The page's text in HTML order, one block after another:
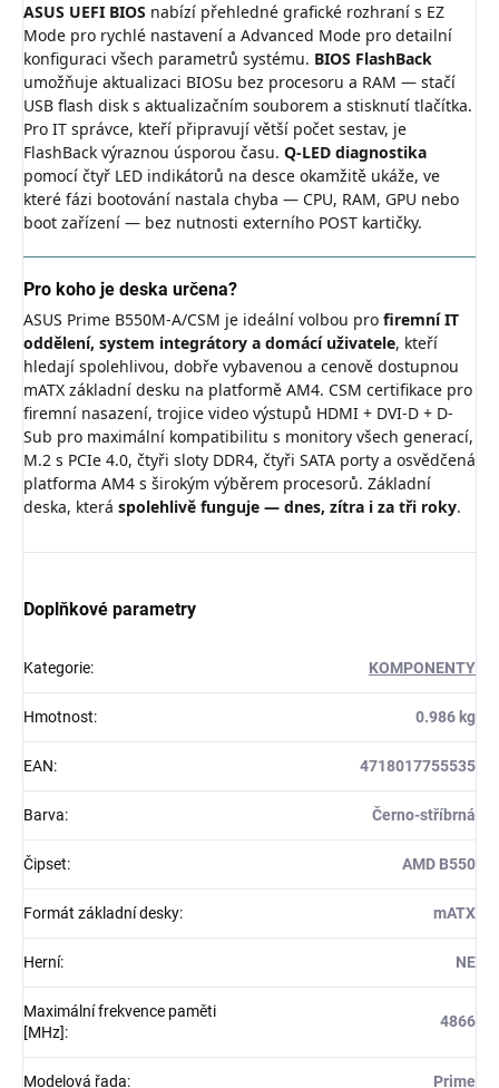
ASUS UEFI BIOS nabízí přehledné grafické rozhraní s EZ
Mode pro rychlé nastavení a Advanced Mode pro detailní
konfiguraci všech parametrů systému. BIOS FlashBack
umožňuje aktualizaci BIOSu bez procesoru a RAM — stačí
USB flash disk s aktualizačním souborem a stisknutí tlačítka.
Pro IT správce, kteří připravují větší počet sestav, je
FlashBack výraznou úsporou času. Q-LED diagnostika
pomocí čtyř LED indikátorů na desce okamžitě ukáže, ve
které fázi bootování nastala chyba — CPU, RAM, GPU nebo
boot zařízení — bez nutnosti externího POST kartičky.
Pro koho je deska určena?
ASUS Prime B550M-A/CSM je ideální volbou pro firemní IT
oddělení, system integrátory a domácí uživatele, kteří
hledají spolehlivou, dobře vybavenou a cenově dostupnou
mATX základní desku na platformě AM4. CSM certifikace pro
firemní nasazení, trojice video výstupů HDMI + DVI-D + D-
Sub pro maximální kompatibilitu s monitory všech generací,
M.2 s PCIe 4.0, čtyři sloty DDR4, čtyři SATA porty a osvědčená
platforma AM4 s širokým výběrem procesorů. Základní
deska, která spolehlivě funguje — dnes, zítra i za tři roky.
Doplňkové parametry
Kategorie: KOMPONENTY
Hmotnost: 0.986 kg
EAN: 4718017755535
Barva: Černo-stříbrná
Čipset: AMD B550
Formát základní desky: mATX
Herní: NE
Maximální frekvence paměti
[MHz]:
4866
Modelová řada: Prime